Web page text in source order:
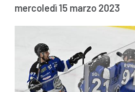
mercoledì 15 marzo 2023